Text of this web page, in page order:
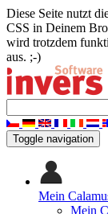
Diese Seite nutzt
CSS in Deinem
wird trotzdem
aus. ;-)
Toggle navigation
Mein
Mein